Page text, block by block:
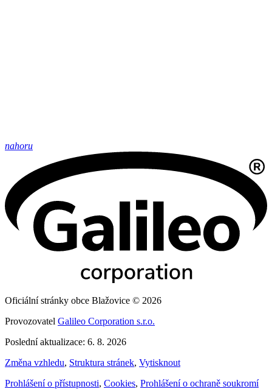
nahoru
Oficiální stránky obce Blažovice © 2026
Provozovatel Galileo Corporation s.r.o.
Poslední aktualizace: 6. 8. 2026
Změna vzhledu, Struktura stránek, Vytisknout
Prohlášení o přístupnosti, Cookies, Prohlášení o ochraně soukromí